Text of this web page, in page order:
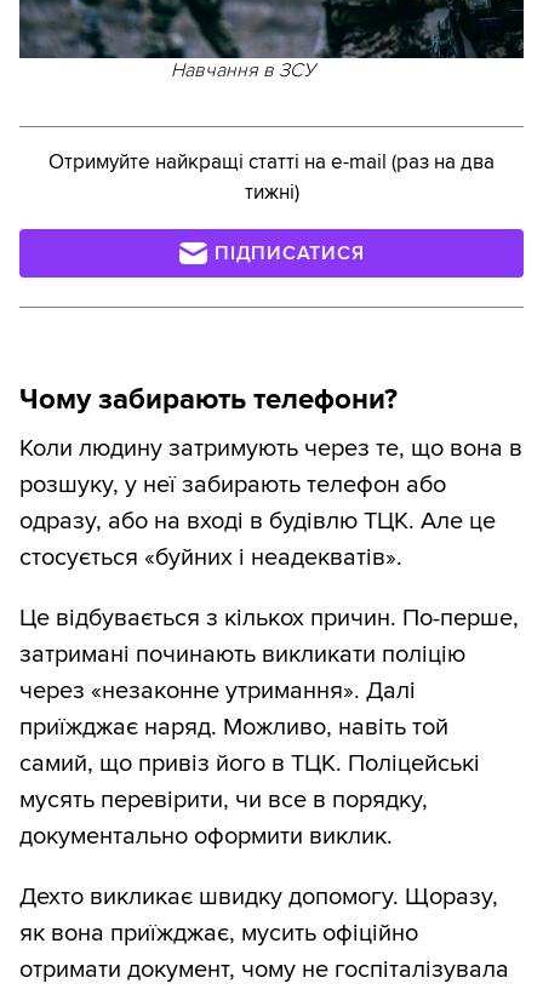
Навчання в ЗСУ
Отримуйте найкращі статті на e-mail (раз на два
тижні)
ПІДПИСАТИСЯ
Чому забирають телефони?
Коли людину затримують через те, що вона в
розшуку, у неї забирають телефон або
одразу, або на вході в будівлю ТЦК. Але це
стосується «буйних і неадекватів».
Це відбувається з кількох причин. По-перше,
затримані починають викликати поліцію
через «незаконне утримання». Далі
приїжджає наряд. Можливо, навіть той
самий, що привіз його в ТЦК. Поліцейські
мусять перевірити, чи все в порядку,
документально оформити виклик.
Дехто викликає швидку допомогу. Щоразу,
як вона приїжджає, мусить офіційно
отримати документ, чому не госпіталізувала